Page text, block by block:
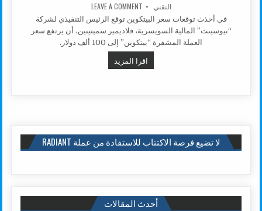
AUTHOR:
التقني LEAVE A COMMENTON توقعات سعر البيتكوين لسنة 2021 خبير مالي يحدد مستوى الارتفاع في 100$
في أحذث توقعات سعر البيتكوين توقع الرئيس التنفيذي لشركة
“نيوسينت” المالية السويسرية، فلاديمير سميتينين، أن يرتفع سعر
العملة المشفرة “بيتكوين” إلى 100 ألف دولار.
اقرا المزيد
لا تضيع فرصة الاكتتاب للاستفادة من عملة RADIANT
أحدث المقالات